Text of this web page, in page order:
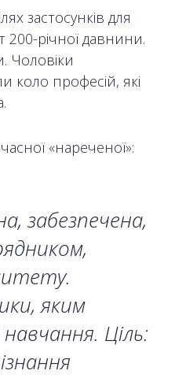
застосунків для
200-річної давнини.
Чоловіки
коло професій, які
«нареченої»:
забезпечена,
яким
Ціль: